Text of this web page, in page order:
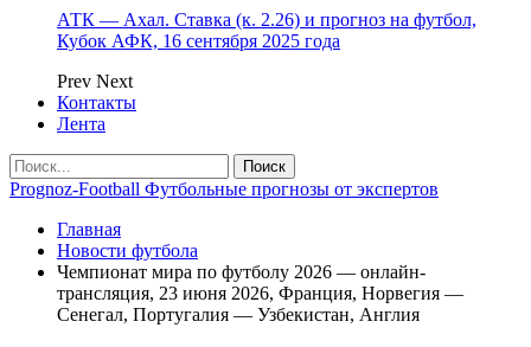
АТК — Ахал. Ставка (к. 2.26) и прогноз на футбол,
Кубок АФК, 16 сентября 2025 года
Prev Next
Контакты
Лента
Prognoz-Football Футбольные прогнозы от экспертов
Главная
Новости футбола
Чемпионат мира по футболу 2026 — онлайн-
трансляция, 23 июня 2026, Франция, Норвегия —
Сенегал, Португалия — Узбекистан, Англия